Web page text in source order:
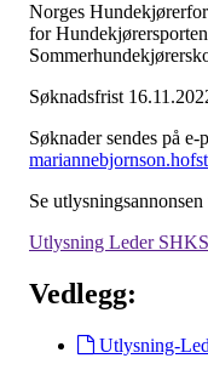
Norges
for
Søknadsfrist
Søknader sendes på e-
Se
Utlysning Leder SHKS
Vedlegg:
Utlysning-